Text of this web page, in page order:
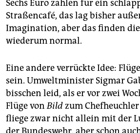
Sechs Euro zahlen für ein
Straßencafé, das lag bisher
Imagination, aber das finden
wiederum normal.
Eine andere verrückte Idee:
sein. Umweltminister Sigmar
bisschen leid, als er vor zwei
Flüge vonBildzum
fliege zwar nicht allein mit der